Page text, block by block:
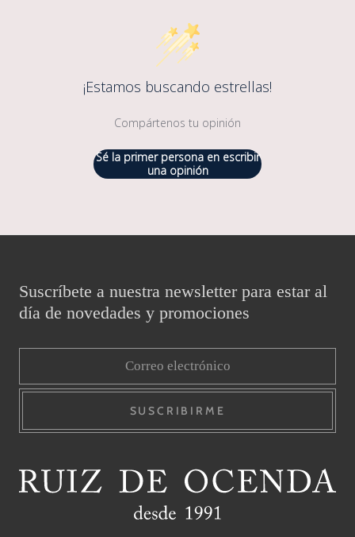
¡Estamos buscando estrellas!
Compártenos tu opinión
Sé la primer persona en escribir
una opinión
Suscríbete a nuestra newsletter para estar al
día de novedades y promociones
SUSCRIBIRME